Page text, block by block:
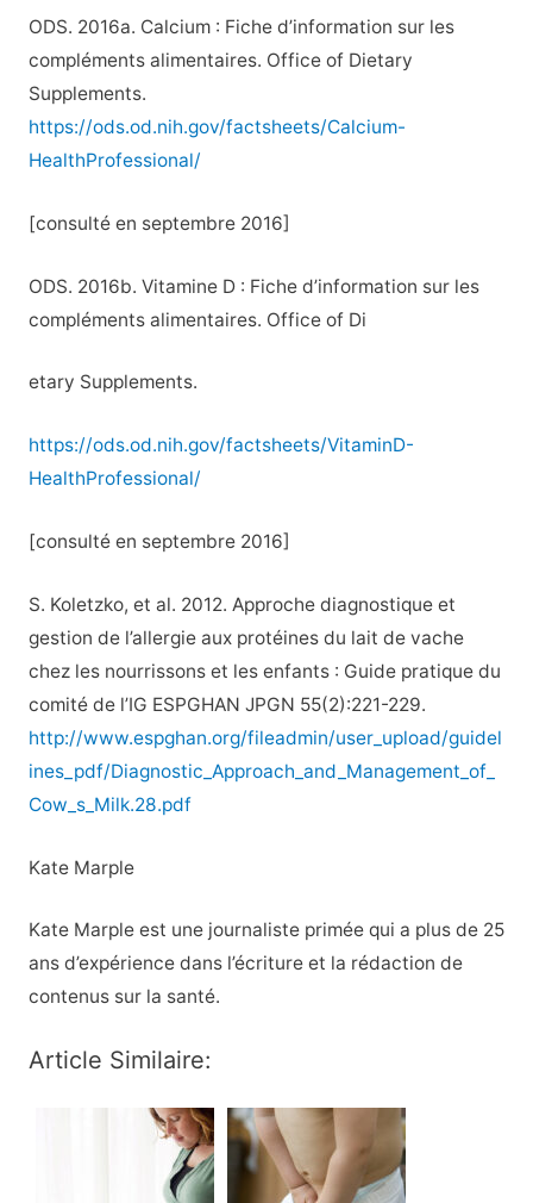
ODS. 2016a. Calcium : Fiche d’information sur les
compléments alimentaires. Office of Dietary
Supplements.
https://ods.od.nih.gov/factsheets/Calcium-
HealthProfessional/
[consulté en septembre 2016]
ODS. 2016b. Vitamine D : Fiche d’information sur les
compléments alimentaires. Office of Di
etary Supplements.
https://ods.od.nih.gov/factsheets/VitaminD-
HealthProfessional/
[consulté en septembre 2016]
S. Koletzko, et al. 2012. Approche diagnostique et
gestion de l’allergie aux protéines du lait de vache
chez les nourrissons et les enfants : Guide pratique du
comité de l’IG ESPGHAN JPGN 55(2):221-229.
http://www.espghan.org/fileadmin/user_upload/guidel
ines_pdf/Diagnostic_Approach_and_Management_of_
Cow_s_Milk.28.pdf
Kate Marple
Kate Marple est une journaliste primée qui a plus de 25
ans d’expérience dans l’écriture et la rédaction de
contenus sur la santé.
Article Similaire: